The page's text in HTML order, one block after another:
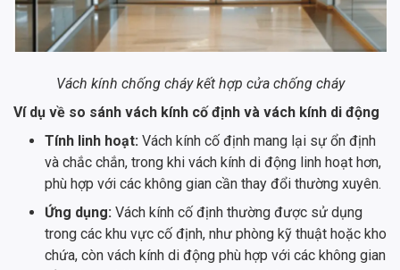
Vách kính chống cháy kết hợp cửa chống cháy
Ví dụ về so sánh vách kính cố định và vách kính di động
Tính linh hoạt: Vách kính cố định mang lại sự ổn định
và chắc chắn, trong khi vách kính di động linh hoạt hơn,
phù hợp với các không gian cần thay đổi thường xuyên.
Ứng dụng: Vách kính cố định thường được sử dụng
trong các khu vực cố định, như phòng kỹ thuật hoặc kho
chứa, còn vách kính di động phù hợp với các không gian